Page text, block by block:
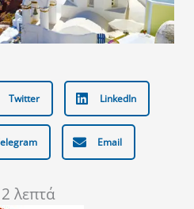
Twitter LinkedIn
Email
2 λεπτά